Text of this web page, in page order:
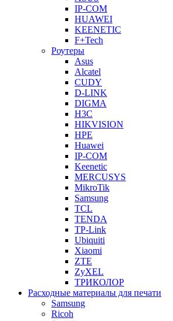
IP-COM
HUAWEI
KEENETIC
F+Tech
Роутеры
Asus
Alcatel
CUDY
D-LINK
DIGMA
H3C
HIKVISION
HPE
Huawei
IP-COM
Keenetic
MERCUSYS
MikroTik
Samsung
TCL
TENDA
TP-Link
Ubiquiti
Xiaomi
ZTE
ZyXEL
ТРИКОЛОР
Расходные материалы для печати
Samsung
Ricoh